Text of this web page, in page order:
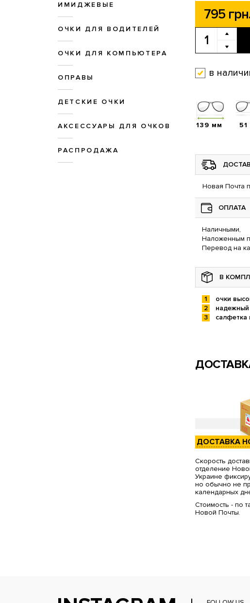
ИМИДЖЕВЫЕ
ОЧКИ ДЛЯ ВОДИТЕЛЕЙ
ОЧКИ ДЛЯ КОМПЬЮТЕРА
ОПРАВЫ
ДЕТСКИЕ ОЧКИ
АКСЕССУАРЫ ДЛЯ ОЧКОВ
РАСПРОДАЖА
795
в
139 мм
Новая Почта
ОПЛАТА
Наличными,
Наложенным
Перевод на
В
очки
ДОСТАВКА
Скорость
отделение
Украине
но обычно не
календарных
Стоимость - по
Новой Почты.